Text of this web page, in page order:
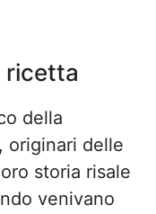
ricetta
della
originari delle
storia risale
venivano